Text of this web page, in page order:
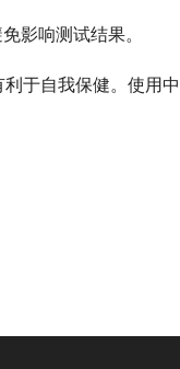
影响测试结果。
于自我保健。使用